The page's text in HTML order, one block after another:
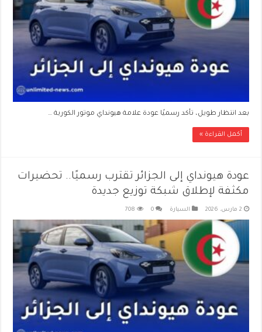
بعد انتظار طويل، تأكد رسميًا عودة علامة هيونداي موتور الكورية …
أكمل القراءة »
عودة هيونداي إلى الجزائر تقترب رسميًا.. تحضيرات
مكثفة لإطلاق شبكة توزيع جديدة
2 مارس، 2026 السيارة 0
708